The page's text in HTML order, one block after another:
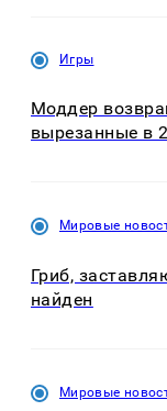
Игры
Моддер
вырезанные в
Мировые
Гриб,
найден
Мировые